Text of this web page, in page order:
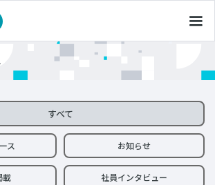
すべて
ス お知らせ
載 社員インタビュー